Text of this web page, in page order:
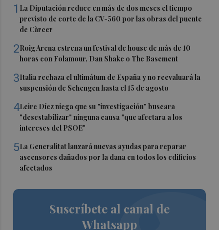
1 La Diputación reduce en más de dos meses el tiempo
previsto de corte de la CV-560 por las obras del puente
de Càrcer
2Roig Arena estrena un festival de house de más de 10
horas con Folamour, Dan Shake o The Basement
3Italia rechaza el ultimátum de España y no reevaluará la
suspensión de Schengen hasta el 15 de agosto
4Leire Díez niega que su "investigación" buscara
"desestabilizar" ninguna causa "que afectara a los
intereses del PSOE"
5La Generalitat lanzará nuevas ayudas para reparar
ascensores dañados por la dana en todos los edificios
afectados
Suscríbete al canal de
Whatsapp